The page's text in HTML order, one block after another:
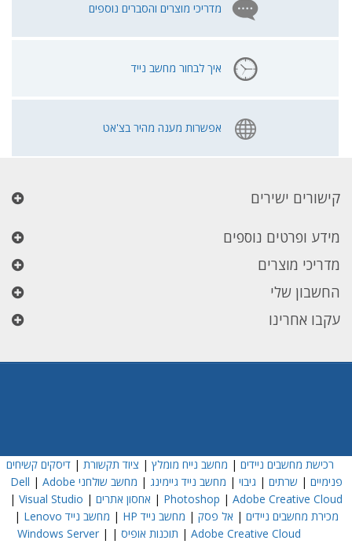
מדריכי מוצרים והסברים נוספים
איך לבחור מחשב נייד
אפשרות מענה מהיר בצ'אט
קישורים ישירים
מידע ופרטים נוספים
מדריכי מוצרים
החשבון שלי
עקבו אחרינו
רכישת מחשבים ניידים | מחשב נייח מומלץ | ציוד תקשורת |דיסקים קשיחים
פנימיים | שרתים | גיבוי | מחשב נייד גיימינג | מחשב שולחני Dell | Adobe
Photoshop | Adobe Creative Cloud
| אחסון אתרים |
Visual Studio
|
מכירת מחשבים ניידים | אל פסק | מחשב נייד HP | מחשב נייד Lenovo
|
Adobe Creative Cloud
| תוכנות אופיס |
Windows Server|